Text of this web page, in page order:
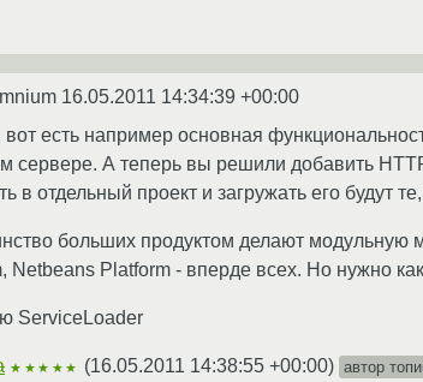
16.05.2011 14:34:39 +00:00
вот есть например основная
сервере. А теперь вы решили добавить
в отдельный проект и загружать его будут
больших продуктом делают модульную
Netbeans Platform - вперде всех. Но нужно
ServiceLoader
★★★★★ (16.05.2011 14:38:55 +00:00) автор